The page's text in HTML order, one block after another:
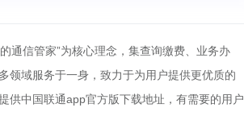
通信管家”为核心理念，集查询缴费、业务办
领域服务于一身，致力于为用户提供更优质的
供中国联通app官方版下载地址，有需要的用户